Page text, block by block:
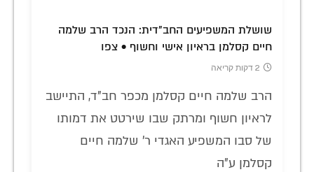
שושלת המשפיעים החב"דית: הנכד הרב שלמה
חיים קסלמן בראיון אישי וחשוף • צפו
2 דקות קריאה
הרב שלמה חיים קסלמן מכפר חב"ד, התיישב
לראיון חשוף ומרתק שבו שירטט את דמותו
של סבו המשפיע האגדי ר' שלמה חיים
קסלמן ע"ה